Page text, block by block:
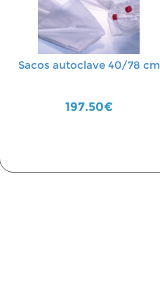
Sacos autoclave 40/78 cm
197.50€